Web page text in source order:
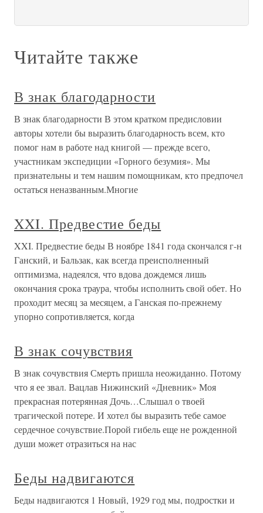
Читайте также
В знак благодарности
В знак благодарности В этом кратком предисловии
авторы хотели бы выразить благодарность всем, кто
помог нам в работе над книгой — прежде всего,
участникам экспедиции «Горного безумия». Мы
признательны и тем нашим помощникам, кто предпочел
остаться неназванным.Многие
XXI. Предвестие беды
XXI. Предвестие беды В ноябре 1841 года скончался г-н
Ганский, и Бальзак, как всегда преисполненный
оптимизма, надеялся, что вдова дождемся лишь
окончания срока траура, чтобы исполнить свой обет. Но
проходит месяц за месяцем, а Ганская по-прежнему
упорно сопротивляется, когда
В знак сочувствия
В знак сочувствия Смерть пришла неожиданно. Потому
что я ее звал. Вацлав Нижинский «Дневник» Моя
прекрасная потерянная Дочь…Слышал о твоей
трагической потере. И хотел бы выразить тебе самое
сердечное сочувствие.Порой гибель еще не рожденной
души может отразиться на нас
Беды надвигаются
Беды надвигаются 1 Новый, 1929 год мы, подростки и